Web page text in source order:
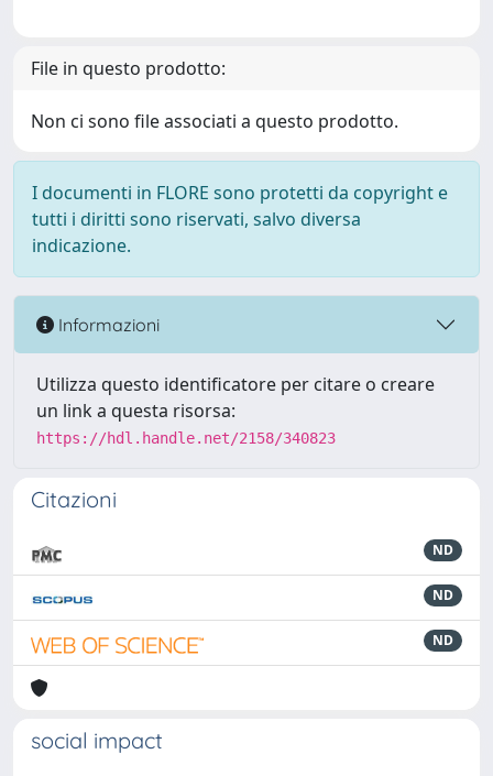
File in questo prodotto:
Non ci sono file associati a questo prodotto.
I documenti in FLORE sono protetti da copyright e
tutti i diritti sono riservati, salvo diversa
indicazione.
Informazioni
Utilizza questo identificatore per citare o creare
un link a questa risorsa:
https://hdl.handle.net/2158/340823
Citazioni
ND
ND
ND
social impact